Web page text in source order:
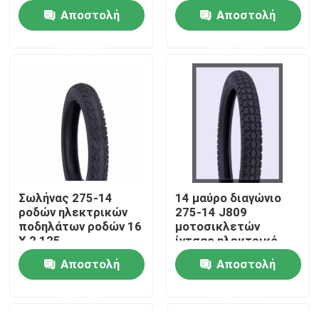
Σχετικά με εμάς
Ποιοτικός έλεγχος
Νέα
Όλες οι περιπτώσεις
Αποστολή
Αποστολή
Σωλήνας 275-14
ροδών ηλεκτρικών
ποδηλάτων ροδών 16
X 2,125
μοτοσικλετών
Αποστολή
14 μαύρο διαγώνιο
275-14 J809
μοτοσικλετών
ίντσας ηλεκτρικό
ΛΆΣΤΙΧΟ ροδών
Αποστολή